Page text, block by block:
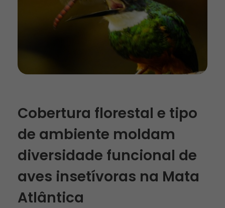
Cobertura florestal e tipo
de ambiente moldam
diversidade funcional de
aves insetívoras na Mata
Atlântica